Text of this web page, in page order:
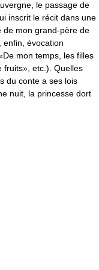
le passage de
inscrit le récit dans une
de mon grand-père de
évocation
mon temps, les filles
fruits», etc.). Quelles
du conte a ses lois
nuit, la princesse dort